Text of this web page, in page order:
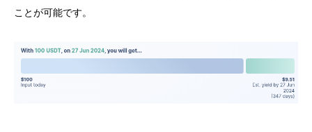
ことが可能です。